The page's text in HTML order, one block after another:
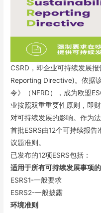
CSRD，即企业可持续发展
Reporting Directive)。依据
令》（NFRD），成为欧盟
业按照双重重要性原则，即
对可持续发展的影响。作为
首批ESRS由12个可持续报
议题准则。
已发布的12项ESRS包括：
适用于所有可持续发展事项
ESRS1-一般要求
ESRS2-一般披露
环境准则